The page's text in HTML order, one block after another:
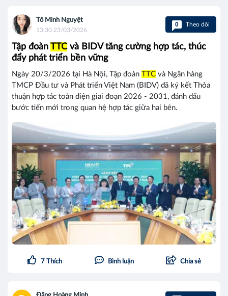
Tô Minh Nguyệt
13:30 23/03/2026
0 Theo dõi
Tập đoàn TTCvà BIDV tăng cường hợp tác, thúc
đẩy phát triển bền vững
Ngày 20/3/2026 tại Hà Nội, Tập đoàn TTC và Ngân hàng
TMCP Đầu tư và Phát triển Việt Nam (BIDV) đã ký kết Thỏa
thuận hợp tác toàn diện giai đoạn 2026 - 2031, đánh dấu
bước tiến mới trong quan hệ hợp tác giữa hai bên.
7 Thích Bình luận Chia sẻ